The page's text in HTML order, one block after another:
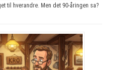
til hverandre. Men det 90-åringen sa?